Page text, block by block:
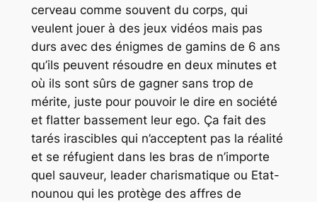
cerveau comme souvent du corps, qui
veulent jouer à des jeux vidéos mais pas
durs avec des énigmes de gamins de 6 ans
qu’ils peuvent résoudre en deux minutes et
où ils sont sûrs de gagner sans trop de
mérite, juste pour pouvoir le dire en société
et flatter bassement leur ego. Ça fait des
tarés irascibles qui n’acceptent pas la réalité
et se réfugient dans les bras de n’importe
quel sauveur, leader charismatique ou Etat-
nounou qui les protège des affres de